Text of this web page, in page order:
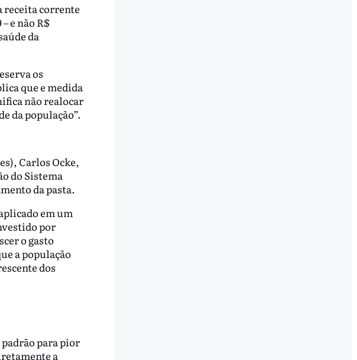
receita corrente
e não R$
da
os
que e medida
não realocar
da população”.
Carlos Ocke,
do Sistema
da pasta.
em um
por
o gasto
a população
dos
para pior
a